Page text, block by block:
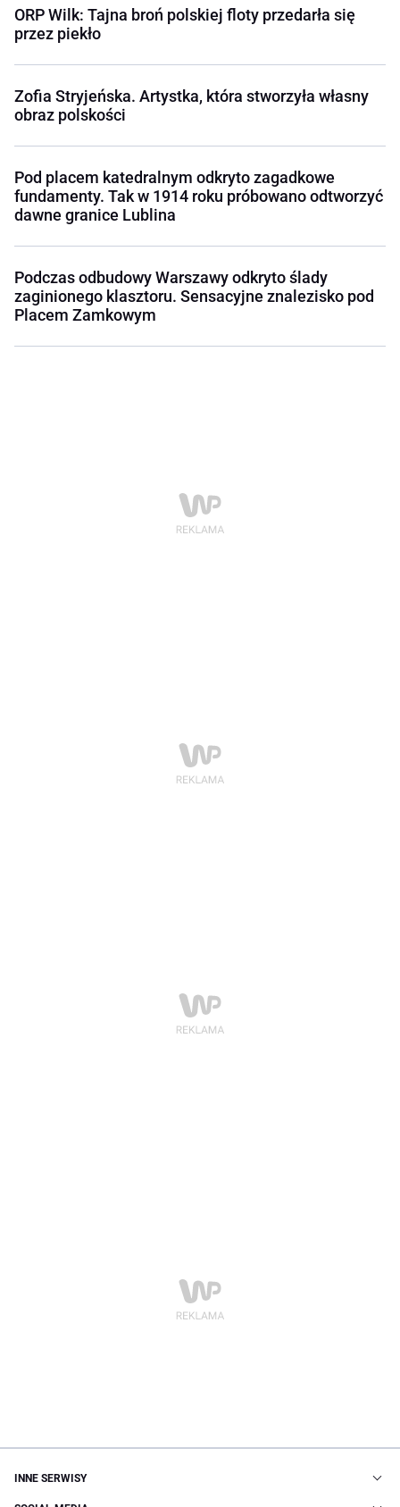
ORP Wilk: Tajna broń polskiej floty przedarła się
przez piekło
Zofia Stryjeńska. Artystka, która stworzyła własny
obraz polskości
Pod placem katedralnym odkryto zagadkowe
fundamenty. Tak w 1914 roku próbowano odtworzyć
dawne granice Lublina
Podczas odbudowy Warszawy odkryto ślady
zaginionego klasztoru. Sensacyjne znalezisko pod
Placem Zamkowym
INNE SERWISY